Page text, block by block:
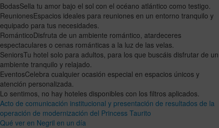
BodasSella tu amor bajo el sol con el océano atlántico como testigo.
ReunionesEspacios ideales para reuniones en un entorno tranquilo y
equipado para tus necesidades.
RománticoDisfruta de un ambiente romántico, atardeceres
espectaculares o cenas románticas a la luz de las velas.
SeniorsTu hotel solo para adultos, para los que buscáis disfrutar de un
ambiente tranquilo y relajado.
EventosCelebra cualquier ocasión especial en espacios únicos y
atención personalizada.
Lo sentimos, no hay hoteles disponibles con los filtros aplicados.
Acto de comunicación institucional y presentación de resultados de la
operación de modernización del Princess Taurito
Qué ver en Negril en un día